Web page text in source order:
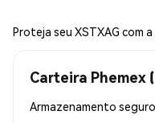
Proteja seu XSTXAG com
Carteira Phemex
Armazenamento